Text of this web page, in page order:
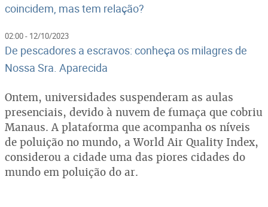
coincidem, mas tem relação?
02:00 - 12/10/2023
De pescadores a escravos: conheça os milagres de
Nossa Sra. Aparecida
Ontem, universidades suspenderam as aulas
presenciais, devido à nuvem de fumaça que cobriu
Manaus. A plataforma que acompanha os níveis
de poluição no mundo, a World Air Quality Index,
considerou a cidade uma das piores cidades do
mundo em poluição do ar.